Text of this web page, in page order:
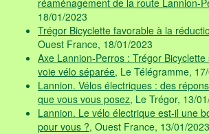
réaménagement de la route Lannion-
18/01/2023
Trégor Bicyclette favorable à la
Ouest France, 18/01/2023
Axe Lannion-Perros : Trégor
voie vélo séparée, Le Télégramme,
Lannion. Vélos électriques : des
que vous vous posez, Le Trégor, 13/
Lannion. Le vélo électrique est-il une
pour vous ?, Ouest France, 13/01/2023